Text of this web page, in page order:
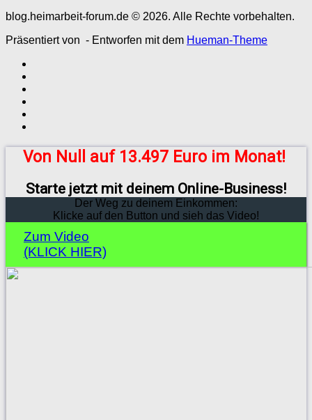
blog.heimarbeit-forum.de © 2026. Alle Rechte vorbehalten.
Präsentiert von - Entworfen mit dem Hueman-Theme
Von Null auf 13.497 Euro im Monat!
Starte jetzt mit deinem Online-Business!
Der Weg zu deinem Einkommen:
Klicke auf den Button und sieh das Video!
Zum Video
(KLICK HIER)